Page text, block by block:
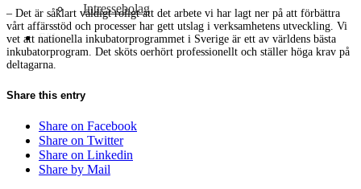
Intressebolag
Sök
– Det är såklart väldigt roligt att det arbete vi har lagt ner på att förbättra
vårt affärsstöd och processer har gett utslag i verksamhetens utveckling. Vi
vet att nationella inkubatorprogrammet i Sverige är ett av världens bästa
inkubatorprogram. Det sköts oerhört professionellt och ställer höga krav på
deltagarna.
Share this entry
Share on Facebook
Share on Twitter
Share on Linkedin
Share by Mail